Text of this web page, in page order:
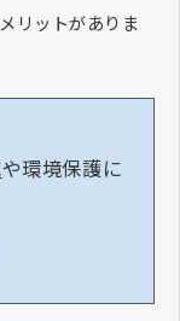
リットがありま
や環境保護に